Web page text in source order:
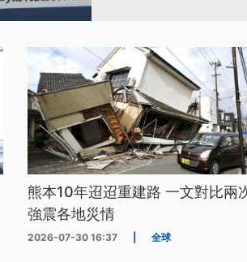
熊本10年迢迢重建路 一文對比兩
強震各地災情
2026-07-30 16:37 全球